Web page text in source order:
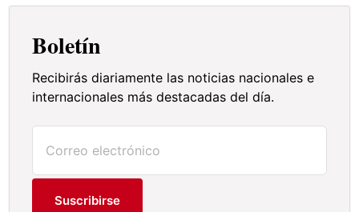
Boletín
Recibirás diariamente las noticias nacionales e
internacionales más destacadas del día.
Suscribirse